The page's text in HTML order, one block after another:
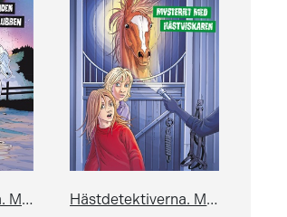
Hästdetektiverna. Mysteriet med branden på ponnyklubben Hästdetektiverna. Mysteriet med hästviskaren